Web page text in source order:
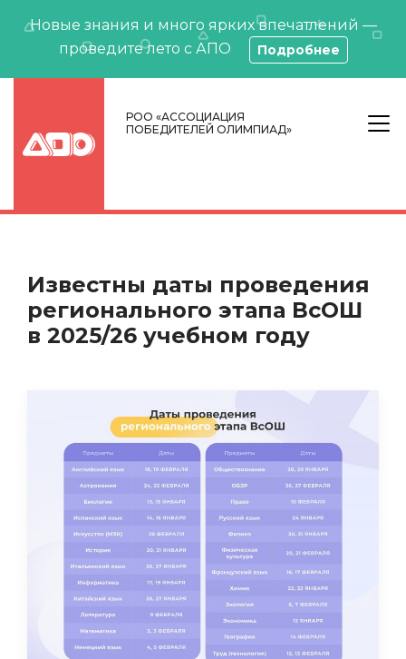
Новые знания и много ярких впечатлений —
проведите лето с АПО
Подробнее
РОО «АССОЦИАЦИЯ
ПОБЕДИТЕЛЕЙ ОЛИМПИАД»
Известны даты проведения
регионального этапа ВсОШ
в 2025/26 учебном году